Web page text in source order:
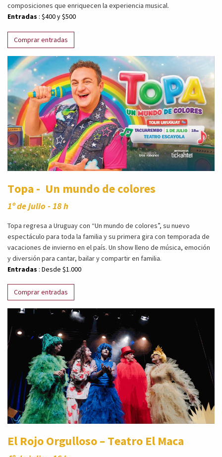
composiciones que enriquecen la experiencia musical.
Entradas : $400 y $500
Comprar entradas
Topa - Un mundo de colores
1º de julio - 18 h
Topa regresa a Uruguay con “Un mundo de colores”, su nuevo
espectáculo para toda la familia y su primera gira con temporada de
vacaciones de invierno en el país. Un show lleno de música, emoción
y diversión para cantar, bailar y compartir en familia.
Entradas : Desde $1.000
Comprar entradas
El Rojo Orgulloso – Teatro El Maca